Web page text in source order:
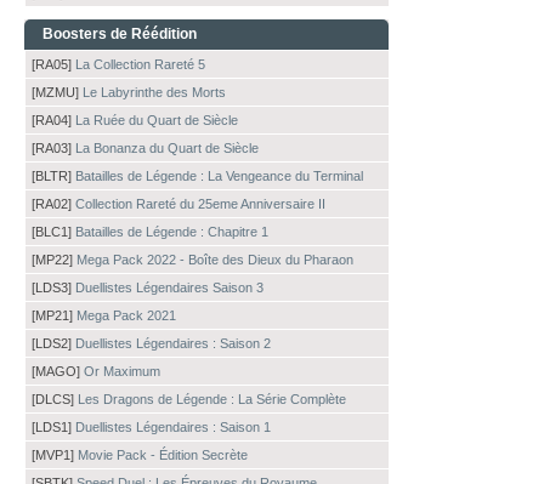
Boosters de Réédition
[RA05] La Collection Rareté 5
[MZMU] Le Labyrinthe des Morts
[RA04] La Ruée du Quart de Siècle
[RA03] La Bonanza du Quart de Siècle
[BLTR] Batailles de Légende : La Vengeance du Terminal
[RA02] Collection Rareté du 25eme Anniversaire II
[BLC1] Batailles de Légende : Chapitre 1
[MP22] Mega Pack 2022 - Boîte des Dieux du Pharaon
[LDS3] Duellistes Légendaires Saison 3
[MP21] Mega Pack 2021
[LDS2] Duellistes Légendaires : Saison 2
[MAGO] Or Maximum
[DLCS] Les Dragons de Légende : La Série Complète
[LDS1] Duellistes Légendaires : Saison 1
[MVP1] Movie Pack - Édition Secrète